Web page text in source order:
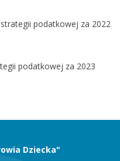
podatkowej za 2022
podatkowej za 2023
Dziecka"